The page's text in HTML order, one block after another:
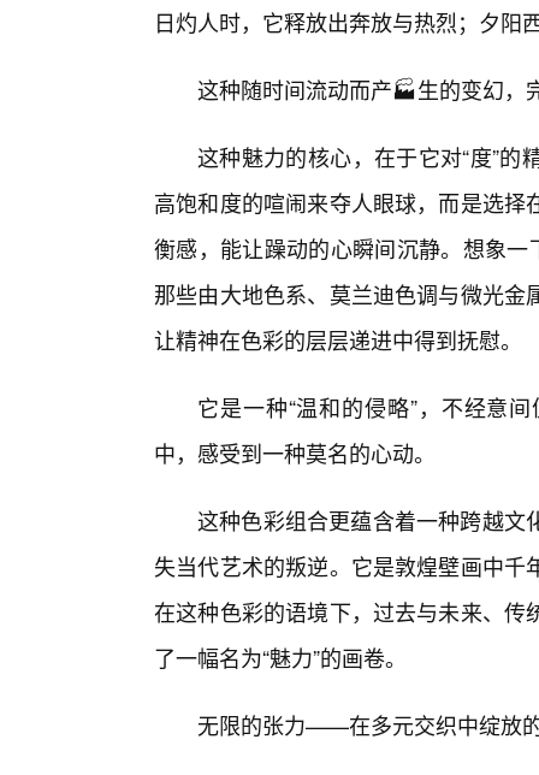
日灼人时，它释放出奔放与热烈；夕阳
这种随时间流动而产🏭生的变幻，
这种魅力的核心，在于它对“度”
高饱和度的喧闹来夺人眼球，而是选
衡感，能让躁动的心瞬间沉静。想象
那些由大地色系、莫兰迪色调与微光
让精神在色彩的层层递进中得到抚慰。
它是一种“温和的侵略”，不经意
中，感受到一种莫名的心动。
这种色彩组合更蕴含着一种跨越文
失当代艺术的叛逆。它是敦煌壁画中
在这种色彩的语境下，过去与未来、
了一幅名为“魅力”的画卷。
无限的张力——在多元交织中绽放